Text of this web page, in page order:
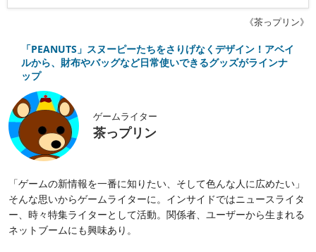
《茶っプリン》
「PEANUTS」スヌーピーたちをさりげなくデザイン！アベイ
ルから、財布やバッグなど日常使いできるグッズがラインナ
ップ
ゲームライター
茶っプリン
「ゲームの新情報を一番に知りたい、そして色んな人に広めたい」
そんな思いからゲームライターに。インサイドではニュースライタ
ー、時々特集ライターとして活動。関係者、ユーザーから生まれる
ネットブームにも興味あり。